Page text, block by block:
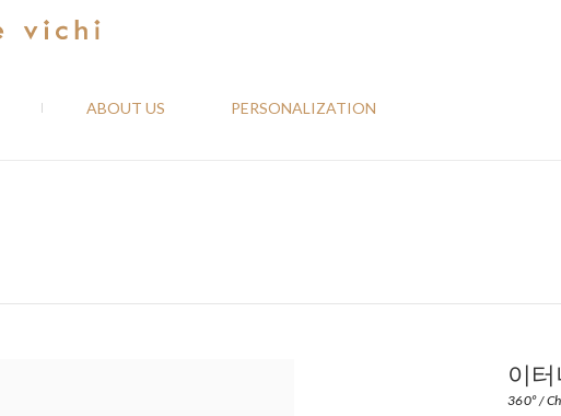
ABOUT US PERSONALIZATION
이
360º /